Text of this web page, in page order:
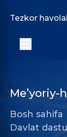
Tezkor
Bosh sahifa
Davlat